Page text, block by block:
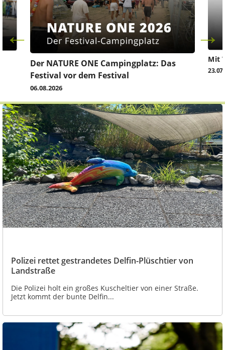
Der NATURE ONE Campingplatz: Das
Festival vor dem Festival
06.08.2026
Mit
Polizei rettet gestrandetes Delfin-Plüschtier von
Landstraße
Die Polizei holt ein großes Kuscheltier von einer Straße.
Jetzt kommt der bunte Delfin...